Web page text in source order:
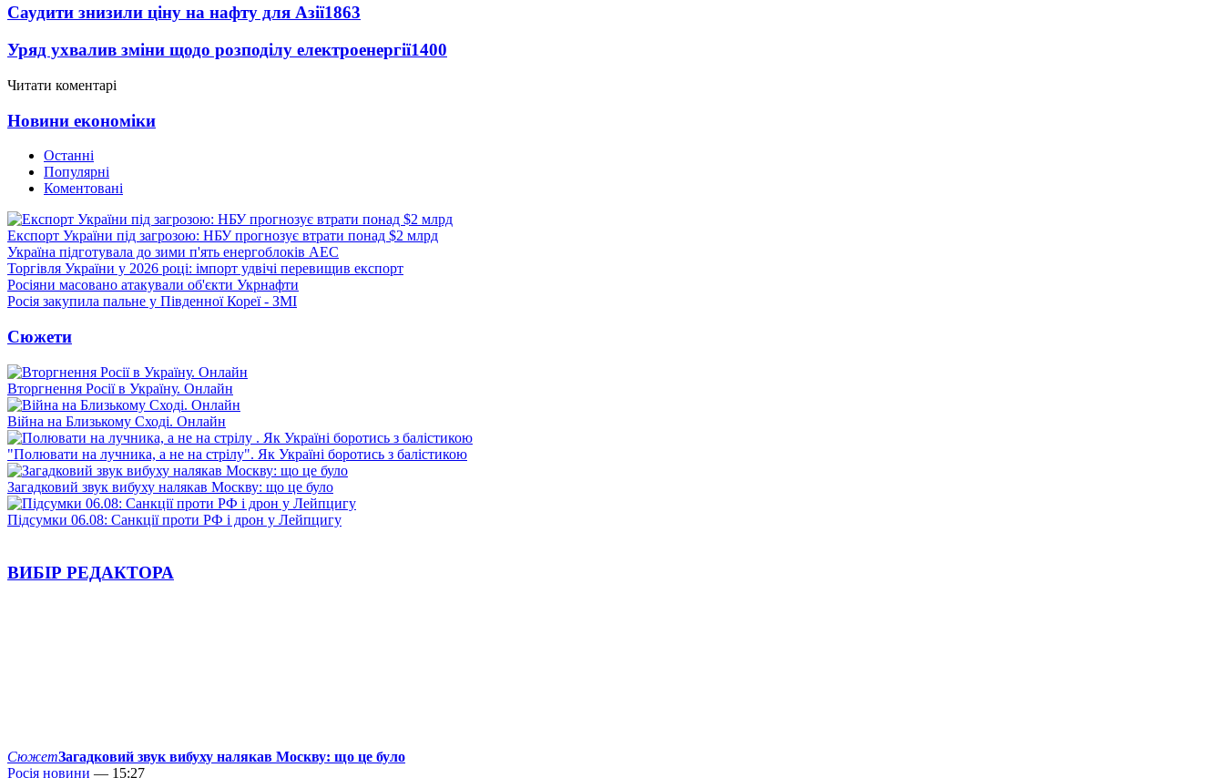
Саудити знизили ціну на нафту для Азії1863
Уряд ухвалив зміни щодо розподілу електроенергії1400
Читати коментарі
Новини економіки
Останні
Популярні
Коментовані
Експорт України під загрозою: НБУ прогнозує втрати понад $2 млрд
Україна підготувала до зими п'ять енергоблоків АЕС
Торгівля України у 2026 році: імпорт удвічі перевищив експорт
Росіяни масовано атакували об'єкти Укрнафти
Росія закупила пальне у Південної Кореї - ЗМІ
Сюжети
Вторгнення Росії в Україну. Онлайн
Війна на Близькому Сході. Онлайн
"Полювати на лучника, а не на стрілу". Як Україні боротись з балістикою
Загадковий звук вибуху налякав Москву: що це було
Підсумки 06.08: Санкції проти РФ і дрон у Лейпцигу
ВИБІР РЕДАКТОРА
СюжетЗагадковий звук вибуху налякав Москву: що це було
Росія новини — 15:27